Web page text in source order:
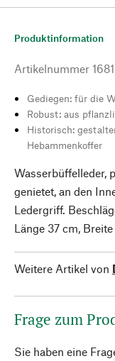
Produktinformation
Artikelnummer
Gediegen: für die
Robust: aus
Historisch:
Hebammenkoffer
Wasserbüffelleder,
genietet, an den
Ledergriff.
Länge 37 cm,
Weitere Artikel von
Frage zum
Sie haben eine